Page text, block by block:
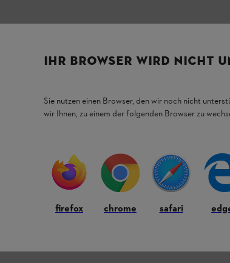
20
per tutti i motori a 2 tempi STIHL. Motori con una quota
Come la collaudata miscela di carburante
le migliori proprietà di avviamento a freddo, la
e un perfetto comportamento di marcia degli attrezzi con
di emissioni di CO2 rispetto al classico STIHL MotoMix.
lubrifi cazione del motore e massima pulizia,
e durata ottimali. Non contiene etanolo, praticamente
fi no a 5 anni. La tanica di MotoMix 20 è composta
IHR BROWSER WIRD NICHT
Sie nutzen einen Browser, den wir noch nicht
wir Ihnen, zu einem der folgenden Browser zu
firefox chrome safari